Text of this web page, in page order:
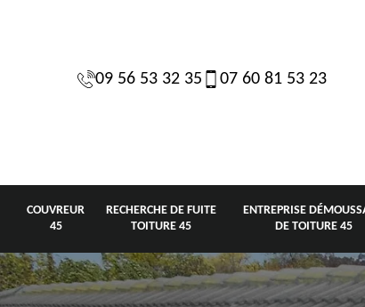
09 56 53 32 35 07 60 81 53 23
COUVREUR
45
RECHERCHE DE FUITE
TOITURE 45
ENTREPRISE
DE TOITURE 45